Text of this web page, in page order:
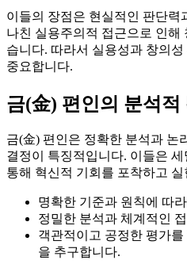
이들의 장점은 현실적인 판단력
나친 실용주의적 접근으로 인해
습니다. 따라서 실용성과 창의
중요합니다.
금(金) 편인의 분석적
금(金) 편인은 정확한 분석과 논
결정이 특징적입니다. 이들은
통해 혁신적 기회를 포착하고 실
명확한 기준과 원칙에 따
정밀한 분석과 체계적인
객관적이고 공정한 평가
을 추구합니다.